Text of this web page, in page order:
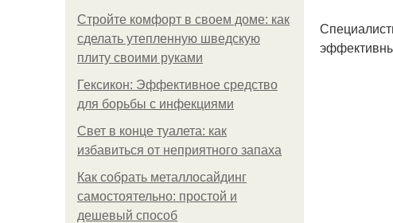
Стройте комфорт в своем доме: как
сделать утепленную шведскую
плиту своими руками
Гексикон: Эффективное средство
для борьбы с инфекциями
Свет в конце туалета: как
избавиться от неприятного запаха
Как собрать металлосайдинг
самостоятельно: простой и
дешевый способ